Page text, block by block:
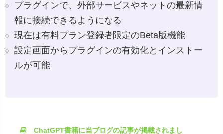
プラグインで、外部サービスやネットの最新情
報に接続できるようになる
現在は有料プラン登録者限定のBeta版機能
設定画面からプラグインの有効化とインストー
ルが可能
ChatGPT書籍に当ブログの記事が掲載されまし